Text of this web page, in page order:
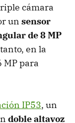
cámara
un sensor
de 8 MP
en la
MP para
IP53, un
doble altavoz